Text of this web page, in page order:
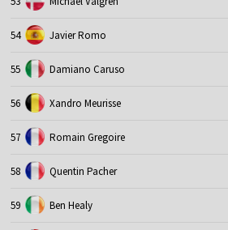
54 Javier Romo
55 Damiano Caruso
56 Xandro Meurisse
57 Romain Gregoire
58 Quentin Pacher
59 Ben Healy